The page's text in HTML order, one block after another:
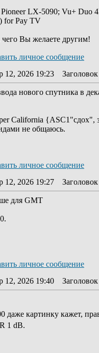
LX-5090; Vu+ Duo
for Pay TV
Вы желаете другим!
12, 2026 19:23
нового спутника в
California
не общаюсь.
12, 2026 19:27
для GMT
12, 2026 19:40
даже картинку кажет,
1 dB.